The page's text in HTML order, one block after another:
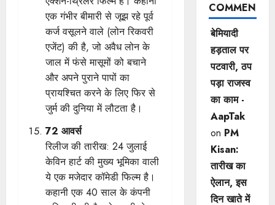
एक गंभीर बीमारी से जूझ रहे पूर्व
कर्ज वसूलने वाले (लोन रिकवरी
एजेंट) की है, जो अवैध लोन के
जाल में फंसे मासूमों को बचाने
और अपने पुराने पापों का
प्रायश्चित करने के लिए फिर से
जुर्म की दुनिया में लौटता है।
72 आवर्स
रिलीज की तारीख: 24 जुलाई
केविन हार्ट की मुख्य भूमिका वाली
ये एक मजेदार कॉमेडी फिल्म है।
कहानी एक 40 साल के कंपनी
COMMENTS
बेमियादी
हड़ताल पर
पटवारी, ठप
पड़ा राजस्व
का काम -
AapTak
on PM
Kisan:
तारीख का
ऐलान, इस
दिन खाते में